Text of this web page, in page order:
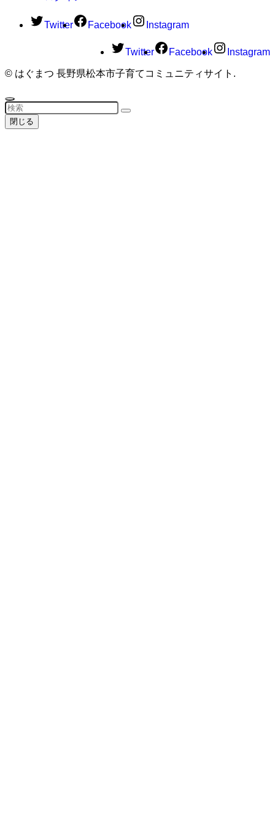
Twitter Facebook Instagram
Twitter Facebook Instagram
© はぐまつ 長野県松本市子育てコミュニティサイト.
閉じる